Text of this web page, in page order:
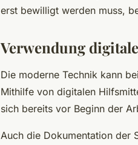
erst bewilligt werden muss,
Verwendung
Die moderne Technik kann
Mithilfe von digitalen
sich bereits vor Beginn der
Auch die Dokumentation der